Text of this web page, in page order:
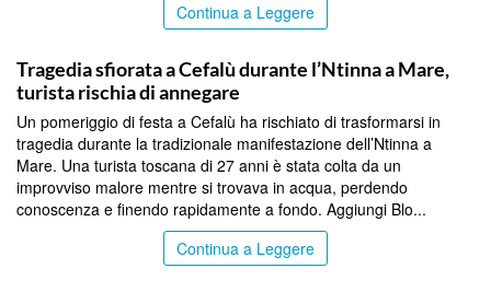
Continua a Leggere
Tragedia sfiorata a Cefalù durante l’Ntinna a Mare,
turista rischia di annegare
Un pomeriggio di festa a Cefalù ha rischiato di trasformarsi in
tragedia durante la tradizionale manifestazione dell’Ntinna a
Mare. Una turista toscana di 27 anni è stata colta da un
improvviso malore mentre si trovava in acqua, perdendo
conoscenza e finendo rapidamente a fondo. Aggiungi Blo...
Continua a Leggere